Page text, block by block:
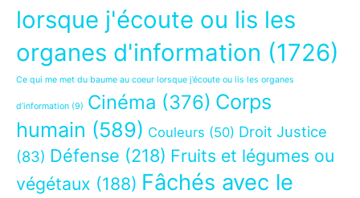
lorsque j'écoute ou lis les
organes d'information (1726)
Ce qui me met du baume au coeur lorsque j’écoute ou lis les organes
d’information (9) Cinéma (376) Corps
humain (589) Couleurs (50) Droit Justice
(83) Défense (218) Fruits et légumes ou
végétaux (188) Fâchés avec le